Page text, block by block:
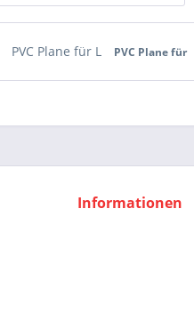
PVC Plane für L PVC Plane für
Informationen